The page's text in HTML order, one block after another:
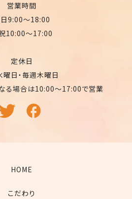
営業時間
9:00〜18:00
10:00〜17:00
定休日
曜日・毎週木曜日
る場合は10:00〜17:00で営業
HOME
こだわり